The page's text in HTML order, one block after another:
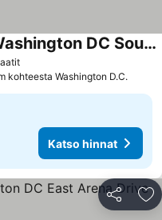
Katso hinnat
Studio 6 Springfield VA Washington DC Southwest
kohteesta Washington D.C.
Katso hinnat
Jaa